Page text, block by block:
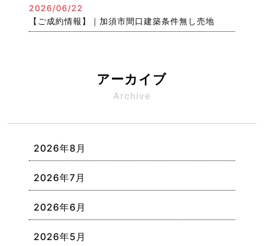
2026/06/22
【ご成約情報】｜加須市間口建築条件無し売地
アーカイブ
Archive
2026年8月
2026年7月
2026年6月
2026年5月